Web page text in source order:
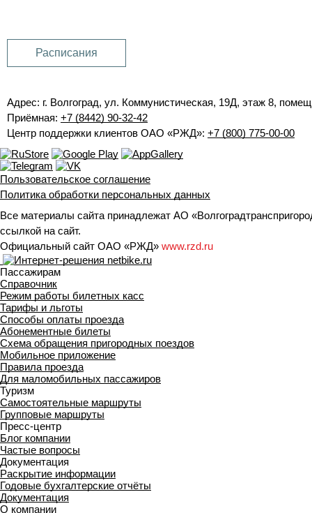
Расписания
Адрес: г. Волгоград, ул. Коммунистическая, 19Д, этаж 8,
Приёмная: +7 (8442) 90-32-42
Центр поддержки клиентов ОАО «РЖД»: +7 (800) 775-00-00
Пользовательское соглашение
Политика обработки персональных данных
Все материалы сайта принадлежат АО
ссылкой на сайт.
Официальный сайт ОАО «РЖД» www.rzd.ru
Пассажирам
Справочник
Режим работы билетных касс
Тарифы и льготы
Способы оплаты проезда
Абонементные билеты
Схема обращения пригородных поездов
Мобильное приложение
Правила проезда
Для маломобильных пассажиров
Туризм
Самостоятельные маршруты
Групповые маршруты
Пресс-центр
Блог компании
Частые вопросы
Документация
Раскрытие информации
Годовые бухгалтерские отчёты
Документация
О компании